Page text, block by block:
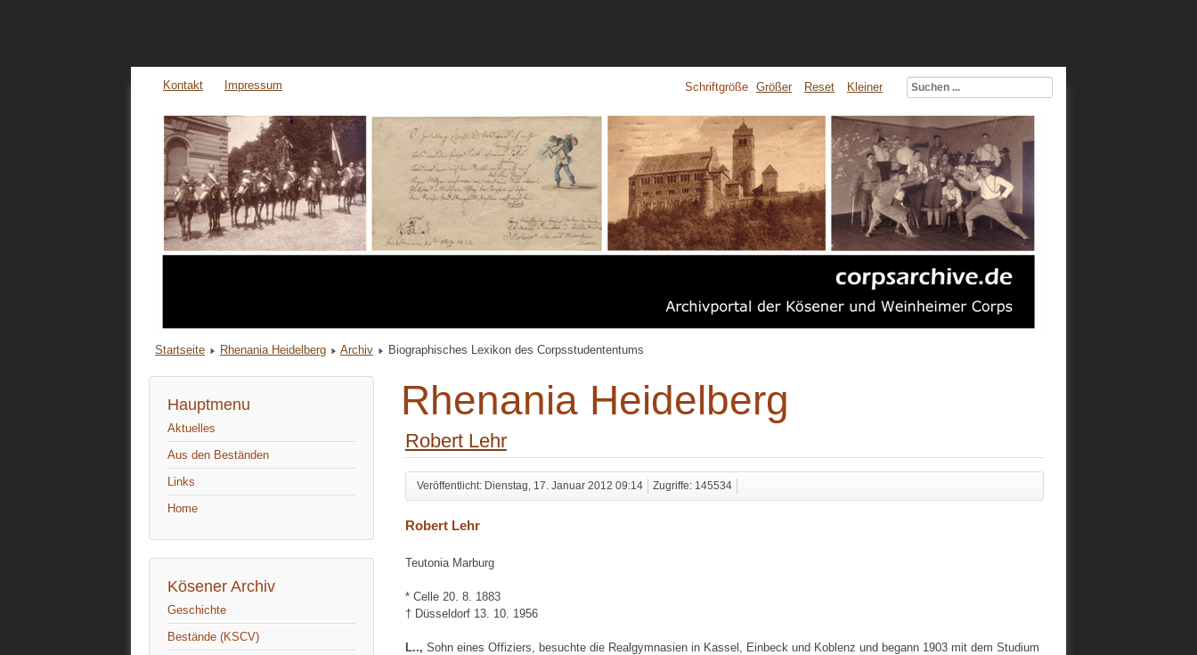
Kontakt Impressum Schriftgröße Größer Reset Kleiner
Startseite Rhenania Heidelberg Archiv Biographisches Lexikon des Corpsstudententums
Hauptmenu
Aktuelles
Aus den Beständen
Links
Home
Kösener Archiv
Geschichte
Bestände (KSCV)
Rhenania Heidelberg
Robert Lehr
Veröffentlicht: Dienstag, 17. Januar 2012 09:14 Zugriffe: 145534
Robert Lehr
Teutonia Marburg
* Celle 20. 8. 1883
† Düsseldorf 13. 10. 1956
L.., Sohn eines Offiziers, besuchte die Realgymnasien in Kassel, Einbeck und Koblenz und begann 1903 mit dem Studium